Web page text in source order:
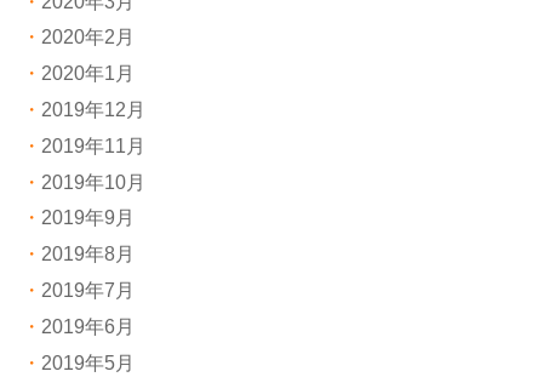
2020年2月
2020年1月
2019年12月
2019年11月
2019年10月
2019年9月
2019年8月
2019年7月
2019年6月
2019年5月